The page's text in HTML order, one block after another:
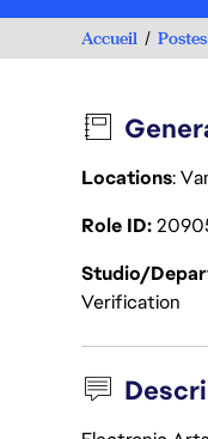
Accueil
Locations:
Role ID
Studio/
Verification